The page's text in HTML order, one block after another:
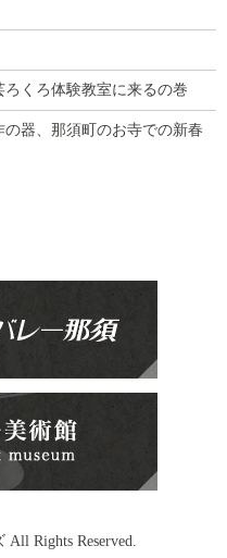
くろ体験教室に来るの巻
器、那須町のお寺での新春
Rights Reserved.